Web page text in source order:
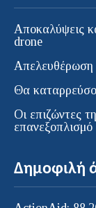
Αποκαλύψεις
drone
Απελευθέρωση
Θα
Οι επιζώντες
επανεξοπλισμό
Δημοφιλή